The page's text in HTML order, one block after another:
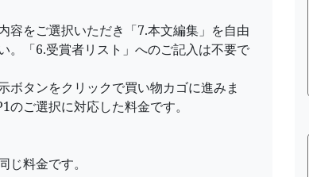
をご選択いただき「7.本文編集」を自由
。「6.受賞者リスト」へのご記入は不要で
タンをクリックで買い物カゴに進みま
のご選択に対応した料金です。
じ料金です。